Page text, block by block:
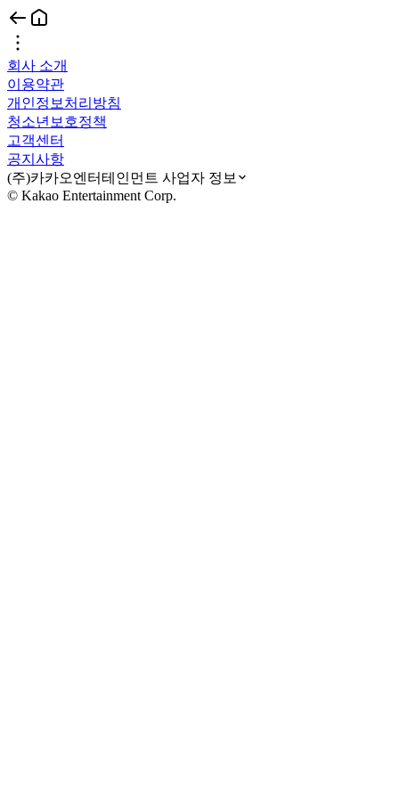
회사 소개
이용약관
개인정보처리방침
청소년보호정책
고객센터
공지사항
(주)카카오엔터테인먼트 사업자 정보
© Kakao Entertainment Corp.